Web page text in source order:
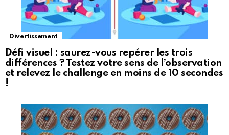
Divertissement
Défi visuel : saurez-vous repérer les trois
différences ? Testez votre sens de l’observation
et relevez le challenge en moins de 10 secondes
!